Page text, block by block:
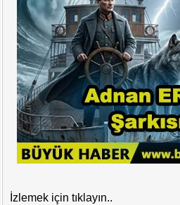
İzlemek için tıklayın..